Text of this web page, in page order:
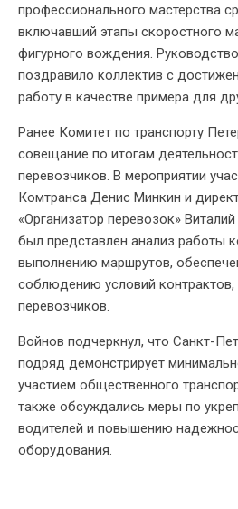
профессионального мастерства
включавший этапы скоростного
фигурного вождения.
поздравило коллектив с
работу в качестве примера для
Ранее Комитет по транспорту
совещание по итогам
перевозчиков. В мероприятии
Комтранса Денис Минкин и
«Организатор перевозок»
был представлен анализ работы
выполнению маршрутов,
соблюдению условий контрактов,
перевозчиков.
Войнов подчеркнул, что Санкт-
подряд демонстрирует
участием общественного
также обсуждались меры по
водителей и повышению
оборудования.